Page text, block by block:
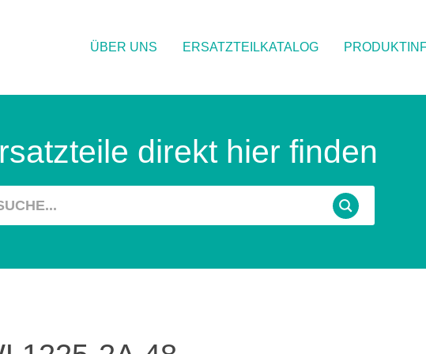
ÜBER UNS ERSATZTEILKATALOG
direkt hier finden